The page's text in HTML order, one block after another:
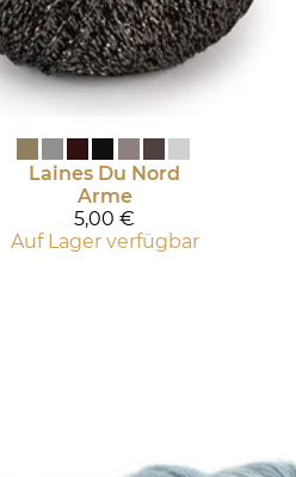
Laines Du Nord
Arme
5,00 €
Auf Lager verfügbar